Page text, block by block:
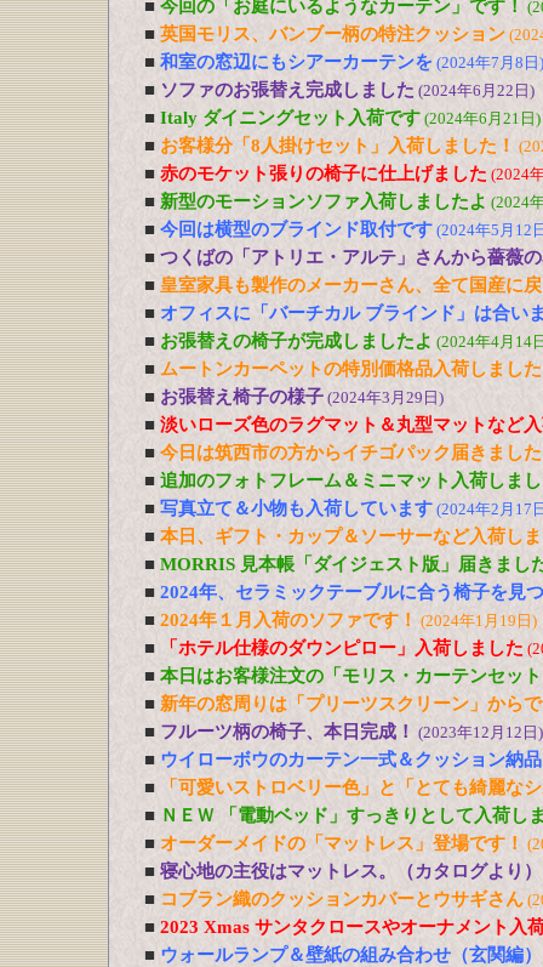
■ 今回の「お庭にいるようなカーテン」です！
■ 英国モリス、バンブー柄の特注クッション
■ 和室の窓辺にもシアーカーテンを (2024年7月8日)
■ ソファのお張替え完成しました (2024年6月22日)
■ Italy ダイニングセット入荷です (2024年6月21日)
■ お客様分「8人掛けセット」入荷しました！
■ 赤のモケット張りの椅子に仕上げました (2024
■ 新型のモーションソファ入荷しましたよ (2024
■ 今回は横型のブラインド取付です (2024年5月12
■ つくばの「アトリエ・アルテ」さんから薔薇
■ 皇室家具も製作のメーカーさん、全て国産に
■ オフィスに「バーチカル ブラインド」は合い
■ お張替えの椅子が完成しましたよ (2024年4月14
■ ムートンカーペットの特別価格品入荷しました
■ お張替え椅子の様子 (2024年3月29日)
■ 淡いローズ色のラグマット＆丸型マットなど
■ 今日は筑西市の方からイチゴパック届きました
■ 追加のフォトフレーム＆ミニマット入荷しま
■ 写真立て＆小物も入荷しています (2024年2月17
■ 本日、ギフト・カップ＆ソーサーなど入荷し
■ MORRIS 見本帳「ダイジェスト版」届きまし
■ 2024年、セラミックテーブルに合う椅子を見
■ 2024年１月入荷のソファです！ (2024年1月19日)
■ 「ホテル仕様のダウンピロー」入荷しました
■ 本日はお客様注文の「モリス・カーテンセッ
■ 新年の窓周りは「プリーツスクリーン」から
■ フルーツ柄の椅子、本日完成！ (2023年12月12日)
■ ウイローボウのカーテン一式＆クッション納
■
「可愛いストロベリー色」と「とても綺麗な
■ ＮＥＷ 「電動ベッド」すっきりとして入荷し
■ オーダーメイドの「マットレス」登場です！
■ 寝心地の主役はマットレス。（カタログより）
■ コブラン織のクッションカバーとウサギさん
■ 2023 Xmas サンタクロースやオーナメント入
■ ウォールランプ＆壁紙の組み合わせ（玄関編）